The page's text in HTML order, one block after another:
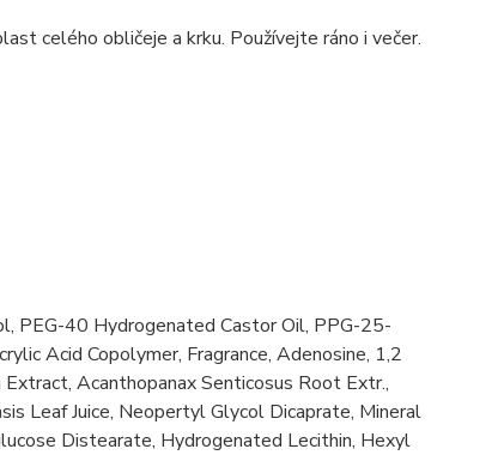
celého obličeje a krku. Používejte ráno i večer.
PEG-40 Hydrogenated Castor Oil, PPG-25-
Acid Copolymer, Fragrance, Adenosine, 1,2
Acanthopanax Senticosus Root Extr.,
Leaf Juice, Neopertyl Glycol Dicaprate, Mineral
Distearate, Hydrogenated Lecithin, Hexyl